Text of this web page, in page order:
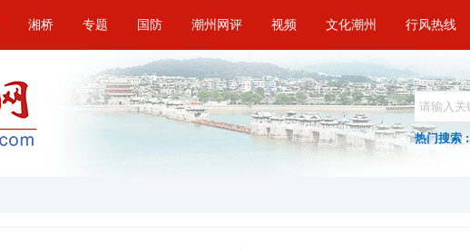
湘桥 专题 国防 潮州网评 视频 文化潮州 行风热线
热门搜索 :